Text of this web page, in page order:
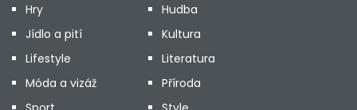
Hry
Hudba
Jídlo a pití
Kultura
Lifestyle
Literatura
Móda a vizáž
Příroda